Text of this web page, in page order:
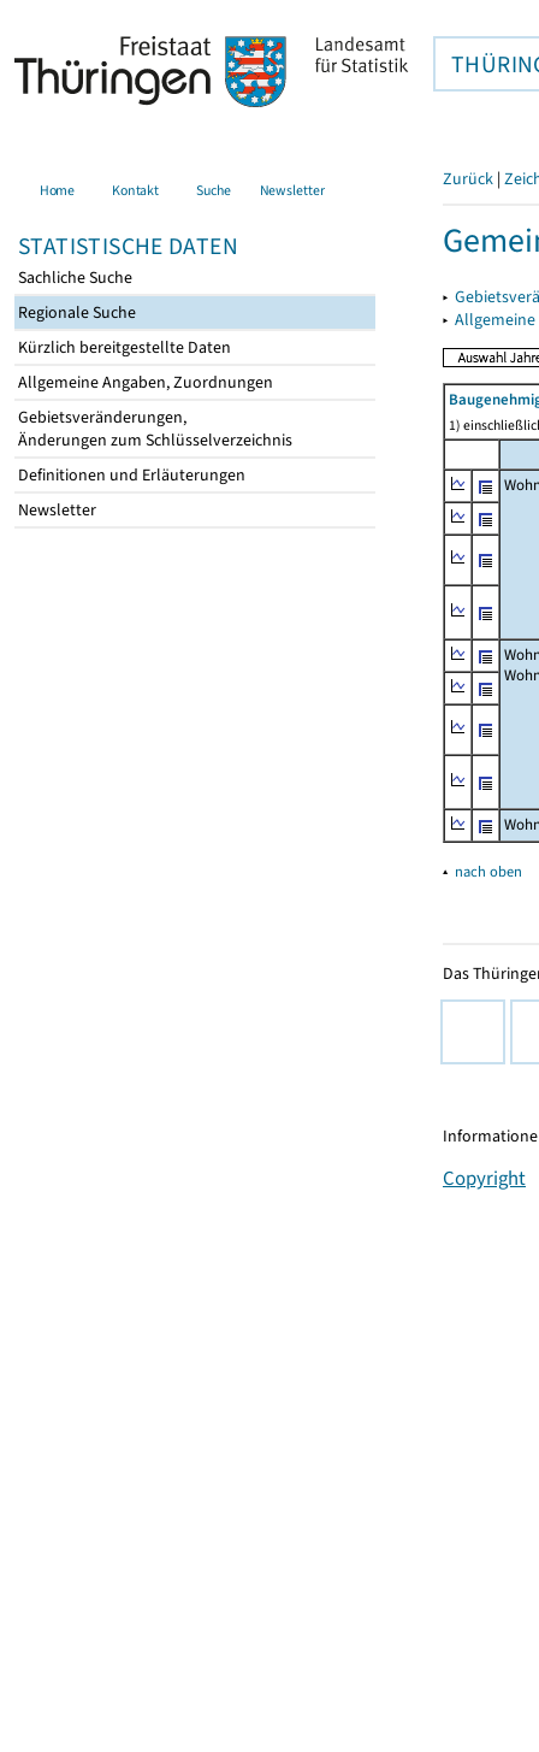
Home Kontakt Suche Newsletter
STATISTISCHE DATEN
Sachliche Suche
Regionale Suche
Kürzlich bereitgestellte Daten
Allgemeine Angaben, Zuordnungen
Gebietsveränderungen,
Änderungen zum Schlüsselverzeichnis
Definitionen und Erläuterungen
Newsletter
Zurück |
▸
▸
1)
▴ nach oben
Das
Copyright